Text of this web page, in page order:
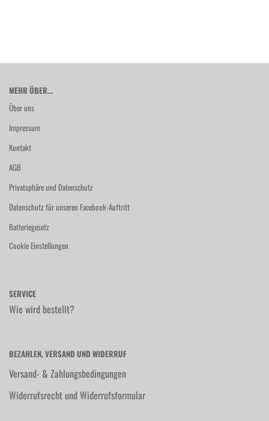
MEHR ÜBER...
Über uns
Impressum
Kontakt
AGB
Privatsphäre und Datenschutz
Datenschutz für unseren Facebook-Auftritt
Batteriegesetz
Cookie Einstellungen
SERVICE
Wie wird bestellt?
BEZAHLEN, VERSAND UND WIDERRUF
Versand- & Zahlungsbedingungen
Widerrufsrecht und Widerrufsformular